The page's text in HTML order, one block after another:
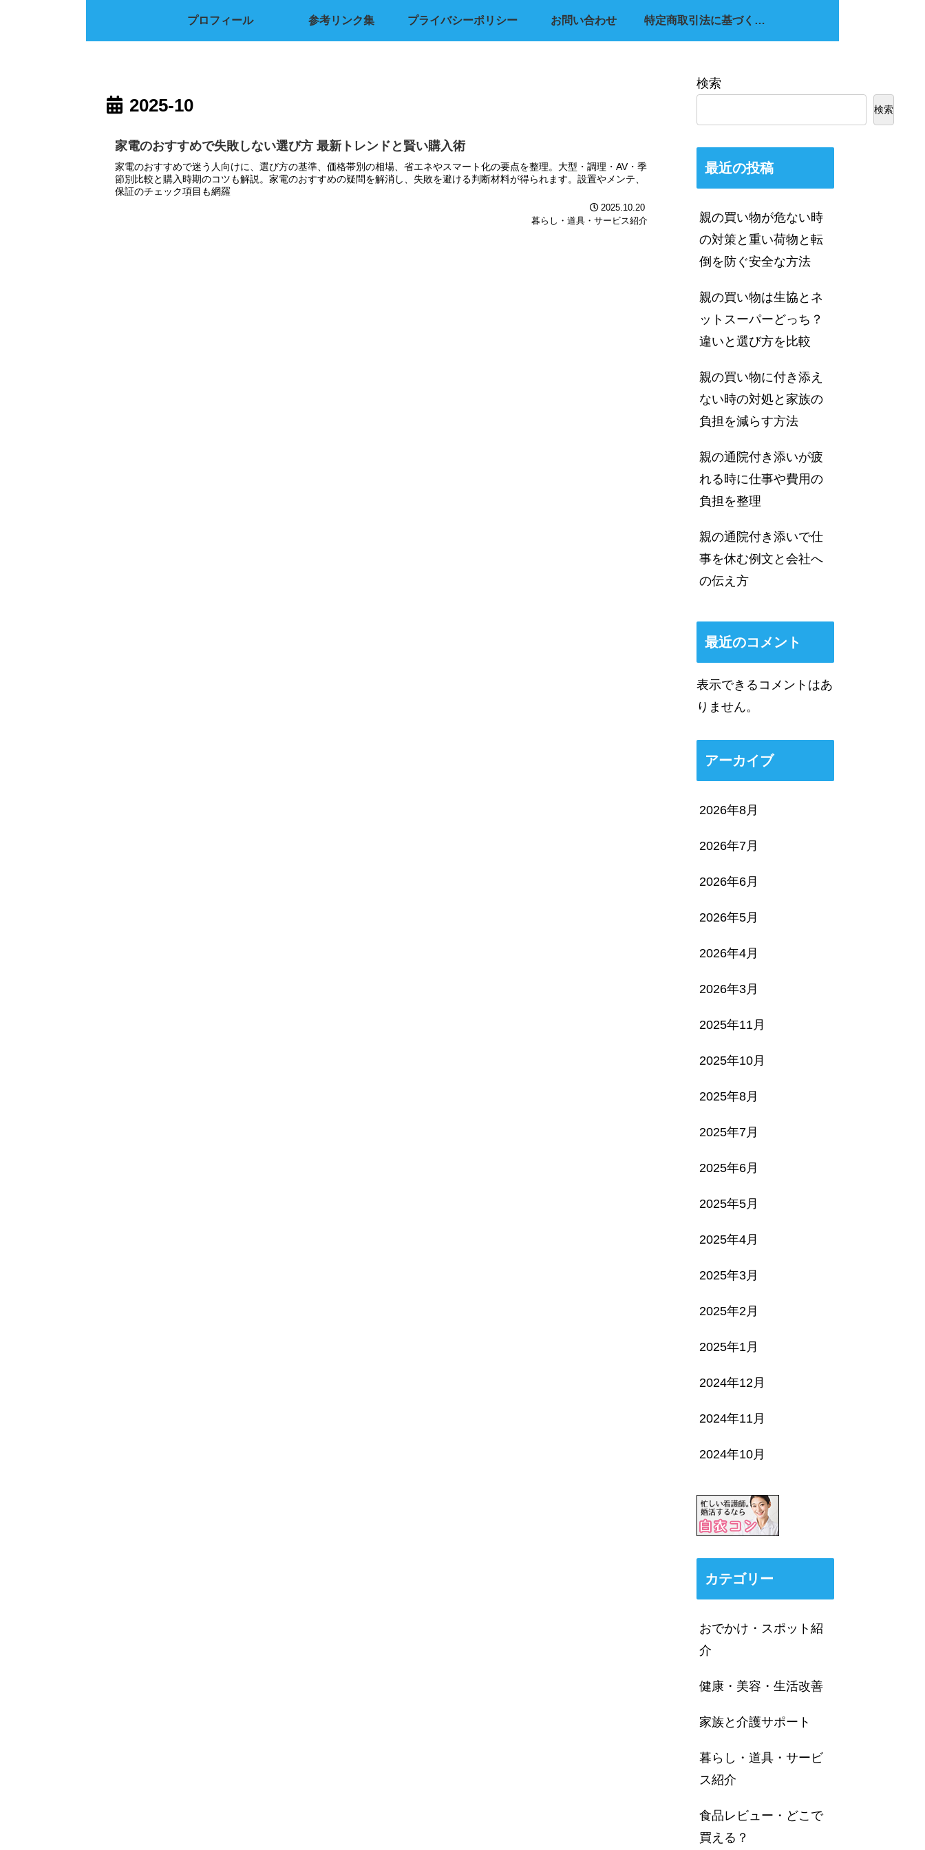
プロフィール 参考リンク集 プライバシーポリシー お問い合わせ 特定商取引法に基づく表記
2025-10
家電のおすすめで失敗しない選び方 最新トレンドと賢い購入術
家電のおすすめで迷う人向けに、選び方の基準、価格帯別の相場、省エネやスマート化の要点を整理。大型・調理・AV・季
節別比較と購入時期のコツも解説。家電のおすすめの疑問を解消し、失敗を避ける判断材料が得られます。設置やメンテ、
保証のチェック項目も網羅
2025.10.20
暮らし・道具・サービス紹介
検索
検索
最近の投稿
親の買い物が危ない時
の対策と重い荷物と転
倒を防ぐ安全な方法
親の買い物は生協とネ
ットスーパーどっち？
違いと選び方を比較
親の買い物に付き添え
ない時の対処と家族の
負担を減らす方法
親の通院付き添いが疲
れる時に仕事や費用の
負担を整理
親の通院付き添いで仕
事を休む例文と会社へ
の伝え方
最近のコメント
表示できるコメントはあ
りません。
アーカイブ
2026年8月
2026年7月
2026年6月
2026年5月
2026年4月
2026年3月
2025年11月
2025年10月
2025年8月
2025年7月
2025年6月
2025年5月
2025年4月
2025年3月
2025年2月
2025年1月
2024年12月
2024年11月
2024年10月
カテゴリー
おでかけ・スポット紹
介
健康・美容・生活改善
家族と介護サポート
暮らし・道具・サービ
ス紹介
食品レビュー・どこで
買える？